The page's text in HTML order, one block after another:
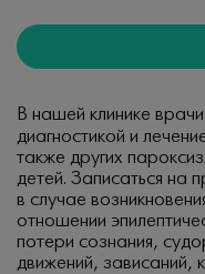
В нашей клинике
диагностикой и
также других
детей. Записаться на
в случае
отношении
потери сознания,
движений, зависаний,